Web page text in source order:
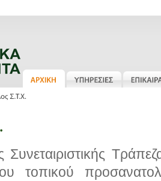
τοπικού